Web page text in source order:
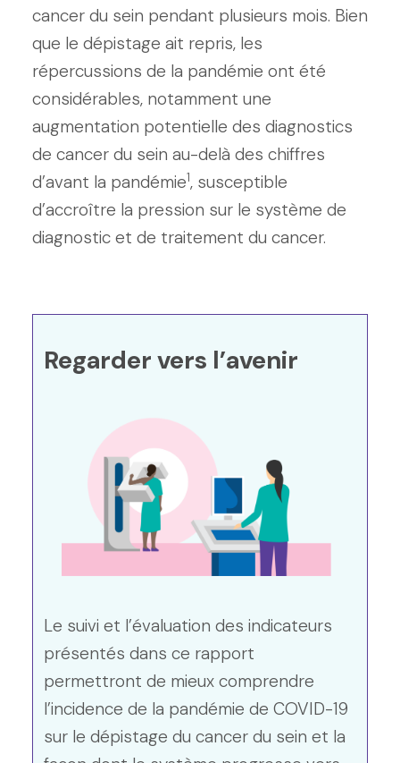
cancer du sein pendant plusieurs mois. Bien
que le dépistage ait repris, les
répercussions de la pandémie ont été
considérables, notamment une
augmentation potentielle des diagnostics
de cancer du sein au-delà des chiffres
d’avant la pandémie1, susceptible
d’accroître la pression sur le système de
diagnostic et de traitement du cancer.
Regarder vers l’avenir
Le suivi et l’évaluation des indicateurs
présentés dans ce rapport
permettront de mieux comprendre
l’incidence de la pandémie de COVID-19
sur le dépistage du cancer du sein et la